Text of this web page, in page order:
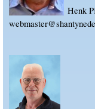
Henk